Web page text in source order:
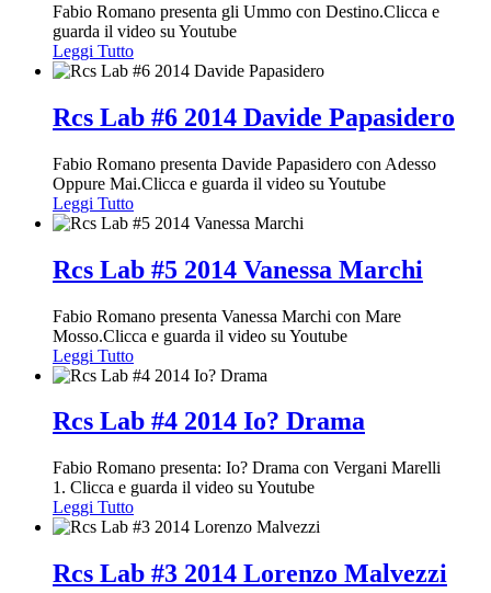
Fabio Romano presenta gli Ummo con Destino.Clicca e
guarda il video su Youtube
Leggi Tutto
Rcs Lab #6 2014 Davide Papasidero
Fabio Romano presenta Davide Papasidero con Adesso
Oppure Mai.Clicca e guarda il video su Youtube
Leggi Tutto
Rcs Lab #5 2014 Vanessa Marchi
Fabio Romano presenta Vanessa Marchi con Mare
Mosso.Clicca e guarda il video su Youtube
Leggi Tutto
Rcs Lab #4 2014 Io? Drama
Fabio Romano presenta: Io? Drama con Vergani Marelli
1. Clicca e guarda il video su Youtube
Leggi Tutto
Rcs Lab #3 2014 Lorenzo Malvezzi